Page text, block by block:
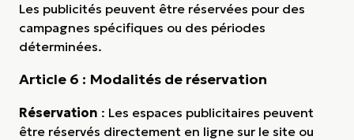
Les publicités peuvent être réservées pour des
campagnes spécifiques ou des périodes
déterminées.
Article 6 : Modalités de réservation
Réservation : Les espaces publicitaires peuvent
être réservés directement en ligne sur le site ou